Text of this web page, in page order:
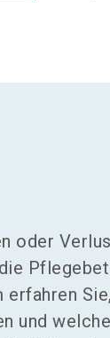
oder
und